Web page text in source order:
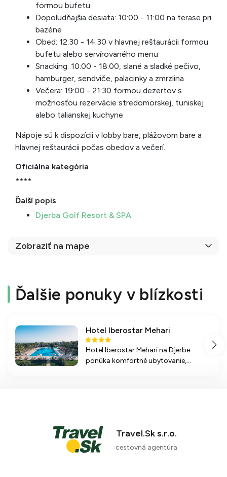
formou bufetu
Dopoludňajšia desiata: 10:00 - 11:00 na terase pri
bazéne
Obed: 12:30 - 14:30 v hlavnej reštaurácii formou
bufetu alebo servírovaného menu
Snacking: 10:00 - 18:00, slané a sladké pečivo,
hamburger, sendviče, palacinky a zmrzlina
Večera: 19:00 - 21:30 formou dezertov s
možnosťou rezervácie stredomorskej, tuniskej
alebo talianskej kuchyne
Nápoje sú k dispozícii v lobby bare, plážovom bare a
hlavnej reštaurácii počas obedov a večerí.
Oficiálna kategória
****
Ďalší popis
Djerba Golf Resort & SPA
Zobraziť na mape
Ďalšie ponuky v blízkosti
Hotel Iberostar Mehari
Hotel Iberostar Mehari na Djerbe
ponúka komfortné ubytovanie,
Travel.Sk s.r.o.
cestovná agentúra